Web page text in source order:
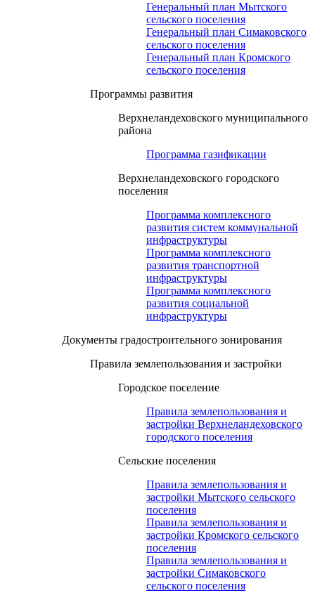
Генеральный план Мытского
сельского поселения
Генеральный план Симаковского
сельского поселения
Генеральный план Кромского
сельского поселения
Программы развития
Верхнеландеховского муниципального
района
Программа газификации
Верхнеландеховского городского
поселения
Программа комплексного
развития систем коммунальной
инфраструктуры
Программа комплексного
развития транспортной
инфраструктуры
Программа комплексного
развития социальной
инфраструктуры
Документы градостроительного зонирования
Правила землепользования и застройки
Городское поселение
Правила землепользования и
застройки Верхнеландеховского
городского поселения
Сельские поселения
Правила землепользования и
застройки Мытского сельского
поселения
Правила землепользования и
застройки Кромского сельского
поселения
Правила землепользования и
застройки Симаковского
сельского поселения